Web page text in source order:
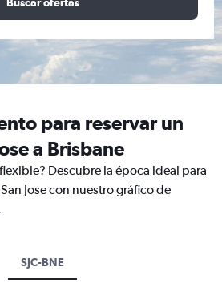
para reservar un
a Brisbane
Descubre la época ideal para
Jose con nuestro gráfico de
SJC-BNE